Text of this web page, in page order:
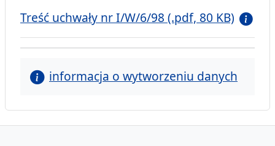
Treść uchwały nr I/W/6/98 (.pdf, 80 KB)
informacja o wytworzeniu danych